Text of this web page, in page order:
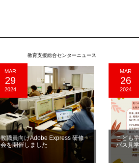
教育支援総合センターニュース
MAR
29
2024
教職員向けAdobe Express 研修
会を開催しました
MAR
26
2024
こども
パス見